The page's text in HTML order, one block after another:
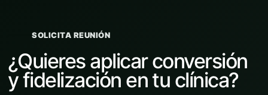
SOLICITA REUNIÓN
¿Quieres aplicar conversión
y fidelización en tu clínica?